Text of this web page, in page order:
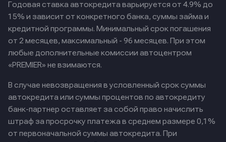
Годовая ставка автокредита варьируется от 4.9% до
15% и зависит от конкретного банка, суммы займа и
кредитной программы. Минимальный срок погашения
от 2 месяцев, максимальный - 96 месяцев. При этом
любые дополнительные комиссии автоцентром
«PREMIER» не взимаются.
В случае невозвращения в условленный срок суммы
автокредита или суммы процентов по автокредиту
банк-партнер оставляет за собой право начислить
штраф за просрочку платежа в среднем размере 0,1%
от первоначальной суммы автокредита. При